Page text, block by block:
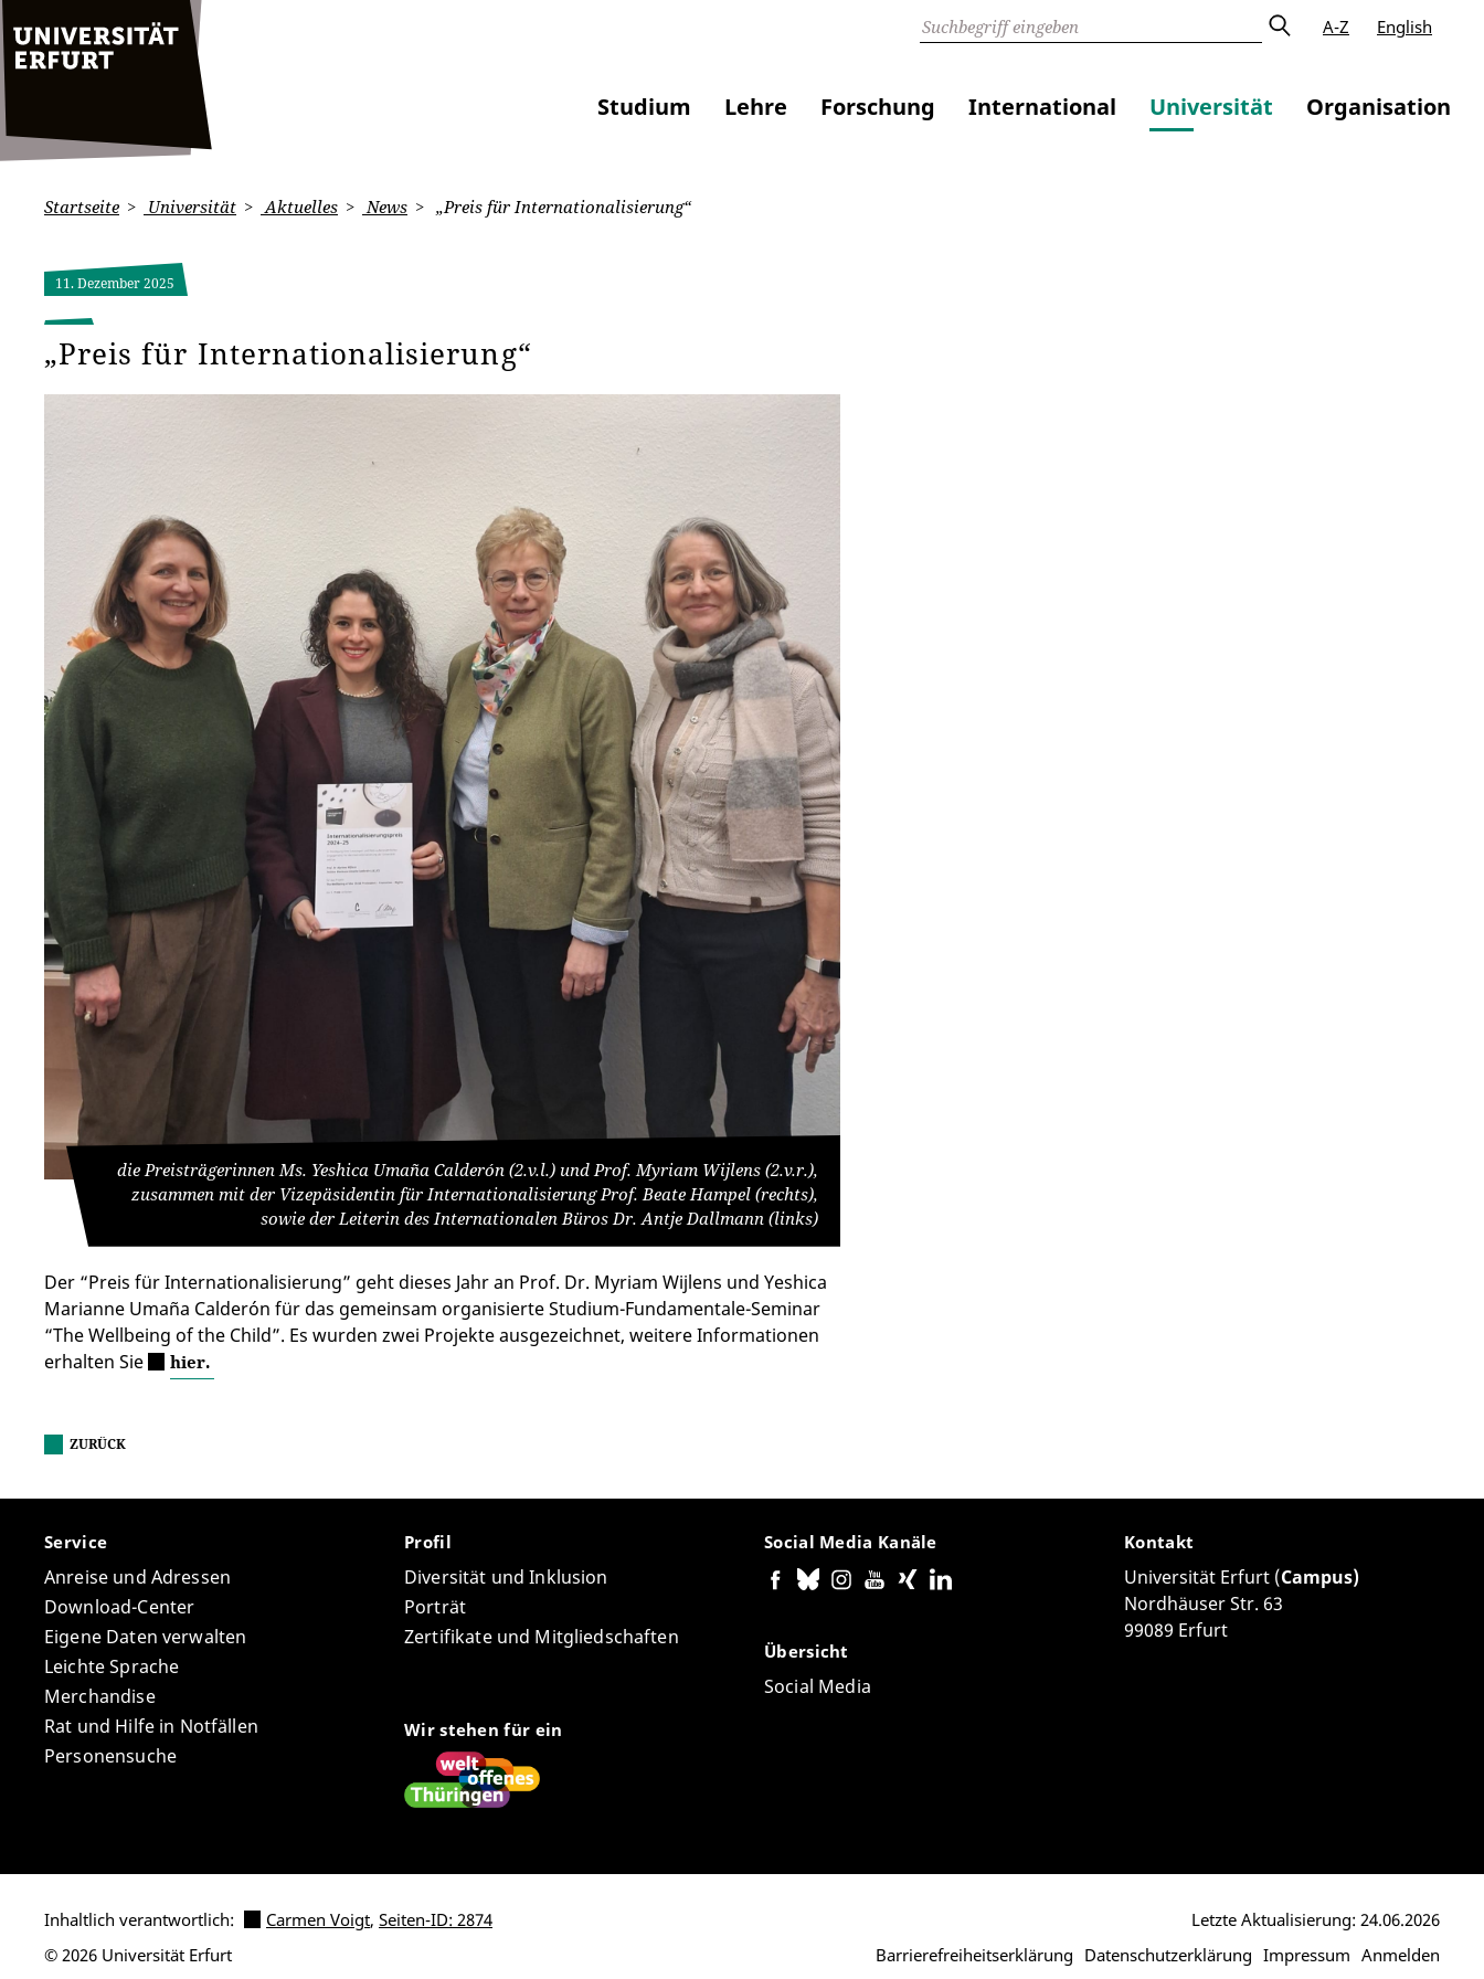
A-Z English
Studium Lehre Forschung International Universität Organisation
Startseite Universität Aktuelles News „Preis für Internationalisierung“
11. Dezember 2025
„Preis für Internationalisierung“
die Preisträgerinnen Ms. Yeshica Umaña Calderón (2.v.l.) und Prof. Myriam Wijlens (2.v.r.),
zusammen mit der Vizepäsidentin für Internationalisierung Prof. Beate Hampel (rechts),
sowie der Leiterin des Internationalen Büros Dr. Antje Dallmann (links)
Der “Preis für Internationalisierung” geht dieses Jahr an Prof. Dr. Myriam Wijlens und Yeshica
Marianne Umaña Calderón für das gemeinsam organisierte Studium-Fundamentale-Seminar
“The Wellbeing of the Child”. Es wurden zwei Projekte ausgezeichnet, weitere Informationen
erhalten Sie
hier.
ZURÜCK
Service
Anreise und Adressen
Download-Center
Eigene Daten verwalten
Leichte Sprache
Merchandise
Rat und Hilfe in Notfällen
Personensuche
Profil
Diversität und Inklusion
Porträt
Zertifikate und Mitgliedschaften
Wir stehen für ein
Social Media Kanäle
Übersicht
Social Media
Kontakt
Universität Erfurt (Campus)
Nordhäuser Str. 63
99089 Erfurt
Inhaltlich verantwortlich: Carmen Voigt, Seiten-ID: 2874
Barrierefreiheitserklärung Datenschutzerklärung Impressum Anmelden
Letzte Aktualisierung: 24.06.2026
© 2026 Universität Erfurt